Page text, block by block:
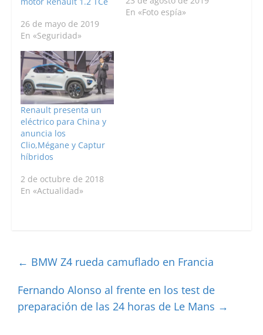
26 de mayo de 2019
En «Seguridad»
En «Foto espía»
Renault presenta un
eléctrico para China y
anuncia los
Clio,Mégane y Captur
híbridos
2 de octubre de 2018
En «Actualidad»
← BMW Z4 rueda camuflado en Francia
Fernando Alonso al frente en los test de
preparación de las 24 horas de Le Mans →